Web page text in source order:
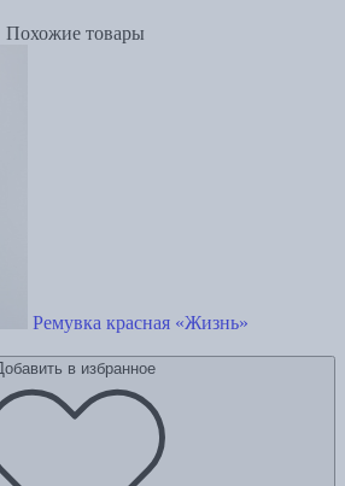
Похожие товары
Ремувка красная «Жизнь»
в избранное